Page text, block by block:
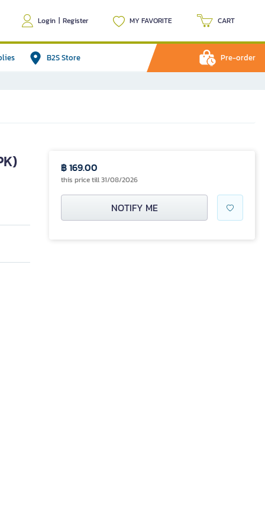
Login | Register MY FAVORITE CART
B2S Store Pre-order
฿ 169.00
this price till 31/08/2026
NOTIFY ME